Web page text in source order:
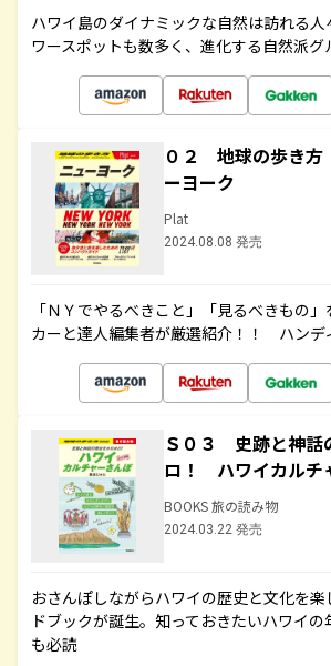
ハワイ島のダイナミックな自然は訪れる
ワースポットも数多く、進化する自然派グ
０２ 地球の歩き
ーヨーク
Plat
2024.08.08 発売
「ＮＹでやるべきこと」「見るべきもの
カーと達人編集者が厳選紹介！！ ハンデ
Ｓ０３ 史跡と神話
ロ！ ハワイカルチ
BOOKS 旅の読み物
2024.03.22 発売
おさんぽしながらハワイの歴史と文化を
ドブックが誕生。知っておきたいハワイ
も必読